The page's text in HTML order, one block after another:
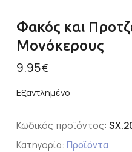
Φακός και
Μονόκερους
9.95€
Εξαντλημένο
Κωδικός προϊόντος:
Κατηγορία: Προϊόντα